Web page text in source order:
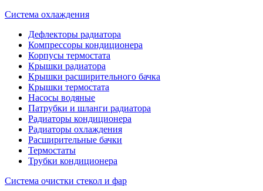
Система охлаждения
Дефлекторы радиатора
Компрессоры кондиционера
Корпусы термостата
Крышки радиатора
Крышки расширительного бачка
Крышки термостата
Насосы водяные
Патрубки и шланги радиатора
Радиаторы кондиционера
Радиаторы охлаждения
Расширительные бачки
Термостаты
Трубки кондиционера
Система очистки стекол и фар